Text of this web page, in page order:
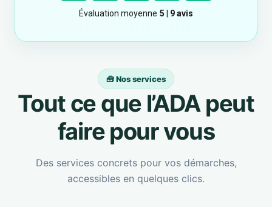
🧰 Nos services
Tout ce que l’ADA peut
faire pour vous
Des services concrets pour vos démarches,
accessibles en quelques clics.